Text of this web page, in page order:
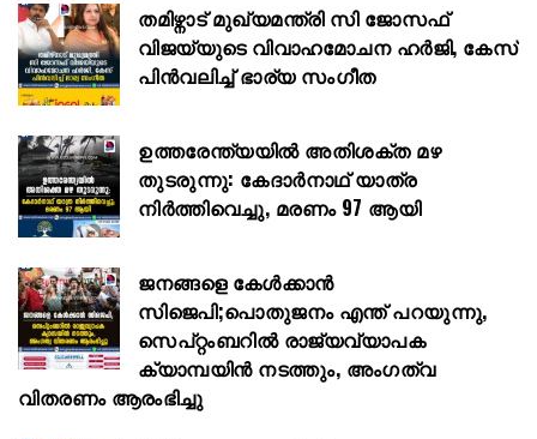
തമിഴ്നാട് മുഖ്യമന്ത്രി സി ജോസഫ്
വിജയ്‌യുടെ വിവാഹമോചന ഹർജി, കേസ്
പിൻവലിച്ച് ഭാര്യ സംഗീത
ഉത്തരേന്ത്യയിൽ അതിശക്ത മഴ
തുടരുന്നു: കേദാർനാഥ് യാത്ര
നിർത്തിവെച്ചു, മരണം 97 ആയി
ജനങ്ങളെ കേൾക്കാൻ
സിജെപി;പൊതുജനം എന്ത് പറയുന്നു,
സെപ്റ്റംബറിൽ രാജ്യവ്യാപക
ക്യാമ്പയിൻ നടത്തും, അംഗത്വ
വിതരണം ആരംഭിച്ചു